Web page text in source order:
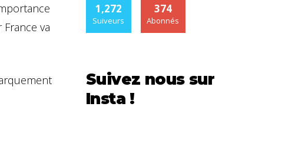
va
1,272
Suiveurs
374
Abonnés
Suivez nous sur
Insta !